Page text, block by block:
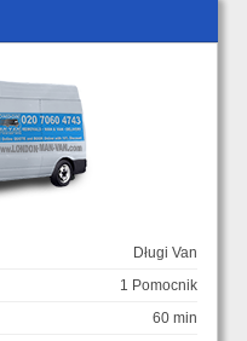
Długi Van
1 Pomocnik
60 min